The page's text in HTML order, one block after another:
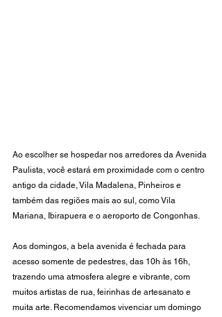
Ao escolher se hospedar nos arredores da Avenida
Paulista, você estará em proximidade com o centro
antigo da cidade, Vila Madalena, Pinheiros e
também das regiões mais ao sul, como Vila
Mariana, Ibirapuera e o aeroporto de Congonhas.
Aos domingos, a bela avenida é fechada para
acesso somente de pedestres, das 10h às 16h,
trazendo uma atmosfera alegre e vibrante, com
muitos artistas de rua, feirinhas de artesanato e
muita arte. Recomendamos vivenciar um domingo